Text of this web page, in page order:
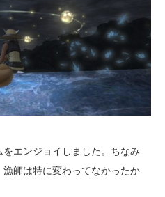
エンジョイしました。ちなみ
師は特に変わってなかったか